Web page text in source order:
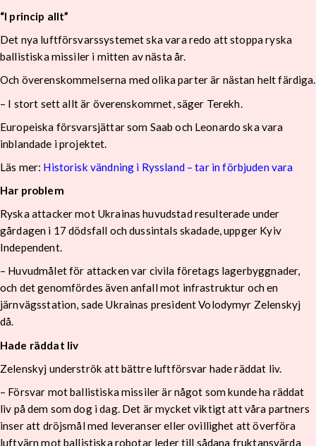
“I princip allt”
Det nya luftförsvarssystemet ska vara redo att stoppa ryska
ballistiska missiler i mitten av nästa år.
Och överenskommelserna med olika parter är nästan helt färdiga.
– I stort sett allt är överenskommet, säger Terekh.
Europeiska försvarsjättar som Saab och Leonardo ska vara
inblandade i projektet.
Läs mer: Historisk vändning i Ryssland – tar in förbjuden vara
Har problem
Ryska attacker mot Ukrainas huvudstad resulterade under
gårdagen i 17 dödsfall och dussintals skadade, uppger Kyiv
Independent.
– Huvudmålet för attacken var civila företags lagerbyggnader,
och det genomfördes även anfall mot infrastruktur och en
järnvägsstation, sade Ukrainas president Volodymyr Zelenskyj
då.
Hade räddat liv
Zelenskyj underströk att bättre luftförsvar hade räddat liv.
– Försvar mot ballistiska missiler är något som kunde ha räddat
liv på dem som dog i dag. Det är mycket viktigt att våra partners
inser att dröjsmål med leveranser eller ovillighet att överföra
luftvärn mot ballistiska robotar leder till sådana fruktansvärda